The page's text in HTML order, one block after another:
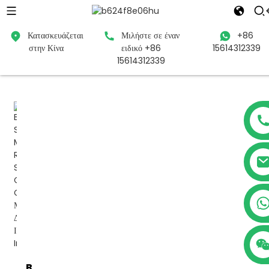
Κατασκευάζεται
στην Κίνα
Μιλήστε σε έναν
ειδικό +86
15614312339
+86
15614312339
Προϊόντα Έξυπνο PDU